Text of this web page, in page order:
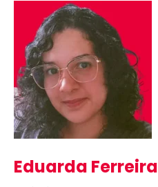
Eduarda Ferreira